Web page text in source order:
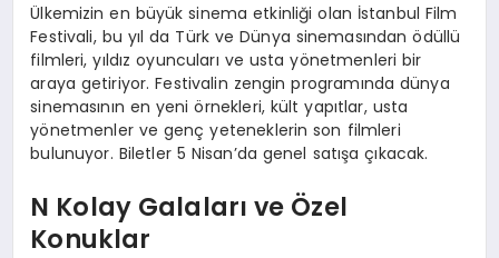
Ülkemizin en büyük sinema etkinliği olan İstanbul Film
Festivali, bu yıl da Türk ve Dünya sinemasından ödüllü
filmleri, yıldız oyuncuları ve usta yönetmenleri bir
araya getiriyor. Festivalin zengin programında dünya
sinemasının en yeni örnekleri, kült yapıtlar, usta
yönetmenler ve genç yeteneklerin son filmleri
bulunuyor. Biletler 5 Nisan’da genel satışa çıkacak.
N Kolay Galaları ve Özel
Konuklar